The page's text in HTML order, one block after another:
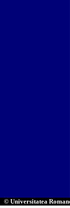
© Universitatea